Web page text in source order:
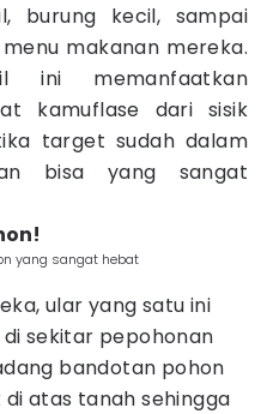
burung kecil, sampai
makanan mereka.
ini memanfaatkan
kamuflase dari sisik
target sudah dalam
bisa yang sangat
yang sangat hebat
ular yang satu ini
sekitar pepohonan
bandotan pohon
atas tanah sehingga